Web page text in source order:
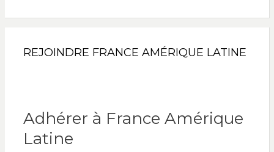
REJOINDRE FRANCE AMÉRIQUE LATINE
Adhérer à France Amérique
Latine